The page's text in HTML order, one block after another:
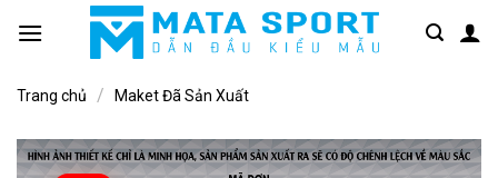
qua
dungTrang chủ / Maket Đã Sản Xuất